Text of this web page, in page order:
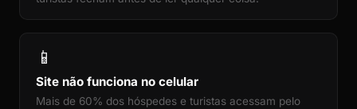
📱
Site não funciona no celular
Mais de 60% dos hóspedes e turistas acessam pelo